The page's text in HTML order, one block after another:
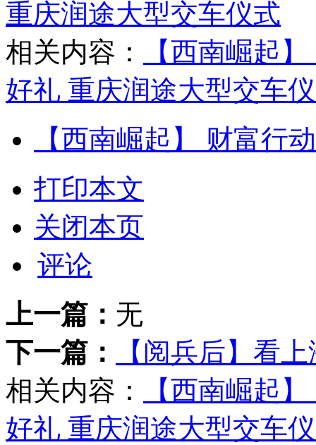
重庆润途大型交车仪式
相关内容：
【西南崛起
好礼 重庆润途大型交车
【西南崛起】 财富行
打印本文
关闭本页
评论
上一篇： 无
下一篇：
【阅兵后】看
相关内容：
【西南崛起
好礼 重庆润途大型交车